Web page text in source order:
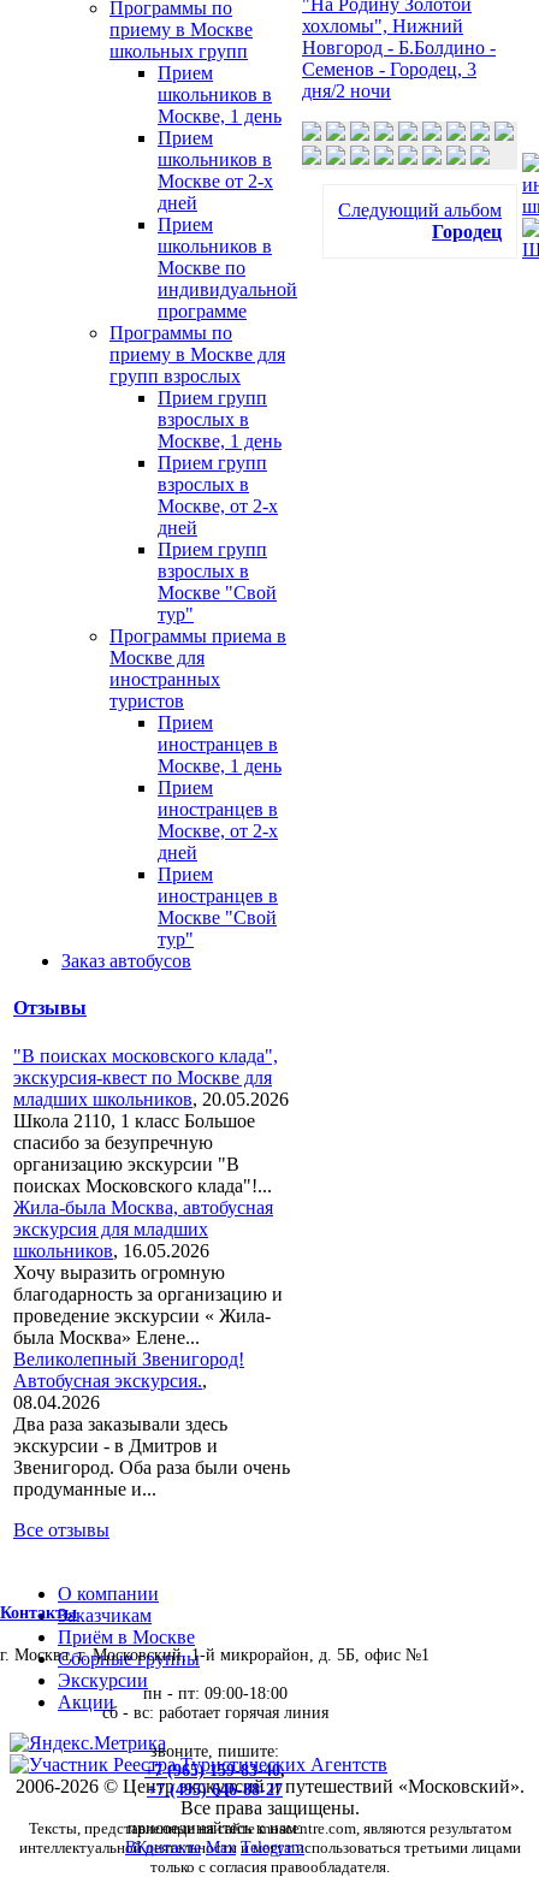
Программы по
приему в Москве
школьных групп
Прием
школьников в
Москве, 1 день
Прием
школьников в
Москве от 2-х
дней
Прием
школьников в
Москве по
индивидуальной
программе
Программы по
приему в Москве для
групп взрослых
Прием групп
взрослых в
Москве, 1 день
Прием групп
взрослых в
Москве, от 2-х
дней
Прием групп
взрослых в
Москве "Свой
тур"
Программы приема в
Москве для
иностранных
туристов
Прием
иностранцев в
Москве, 1 день
Прием
иностранцев в
Москве, от 2-х
дней
Прием
иностранцев в
Москве "Свой
тур"
Заказ автобусов
Отзывы
"В поисках московского клада",
экскурсия-квест по Москве для
младших школьников, 20.05.2026
Школа 2110, 1 класс Большое
спасибо за безупречную
организацию экскурсии "В
поисках Московского клада"!...
Жила-была Москва, автобусная
экскурсия для младших
школьников, 16.05.2026
Хочу выразить огромную
благодарность за организацию и
проведение экскурсии « Жила-
была Москва» Елене...
Великолепный Звенигород!
Автобусная экскурсия.,
08.04.2026
Два раза заказывали здесь
экскурсии - в Дмитров и
Звенигород. Оба раза были очень
продуманные и...
Все отзывы
"На Родину Золотой
хохломы", Нижний
Новгород - Б.Болдино -
Семенов - Городец, 3
дня/2 ночи
Следующий альбом
Городец
Контакты
г. Москва, г. Московский, 1-й микрорайон, д. 5Б, офис №1
пн - пт: 09:00-18:00
сб - вс: работает горячая линия
звоните, пишите:
+7 (965) 159-83-40,
+7 (495) 646-88-27
присоединяйтесь к нам:
ВКонтакте Max Telegram
О компании
Заказчикам
Приём в Москве
Сборные группы
Экскурсии
Акции
2006-2026 © Центр экскурсий и путешествий «Московский».
Все права защищены.
Тексты, представленные на сайте moscentre.com, являются результатом
интеллектуальной деятельности и могут использоваться третьими лицами
только с согласия правообладателя.